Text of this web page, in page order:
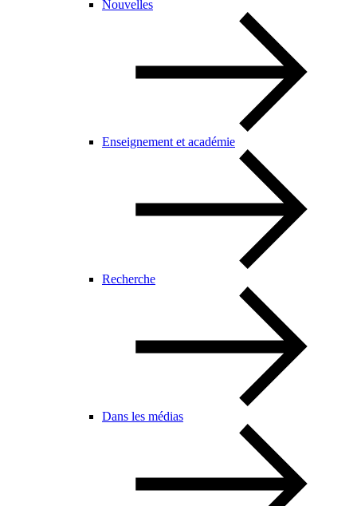
Nouvelles
Enseignement et académie
Recherche
Dans les médias